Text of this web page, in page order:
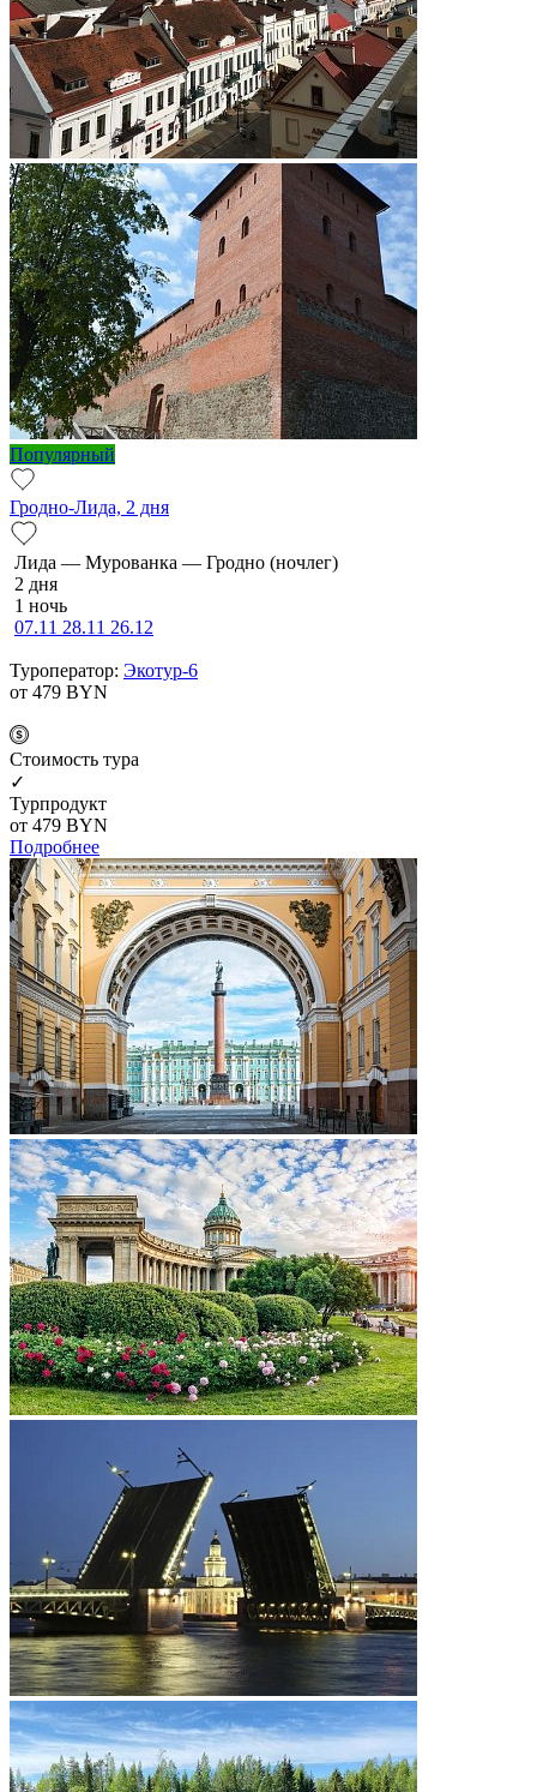
Популярный
Гродно-Лида, 2 дня
Ли­да — Мурованка — Грод­но (ночлег)
2 дня
1 ночь
07.11 28.11 26.12
Туроператор: Экотур-6
от 479 BYN
Cтоимость тура
✓
Турпродукт
от 479 BYN
Подробнее